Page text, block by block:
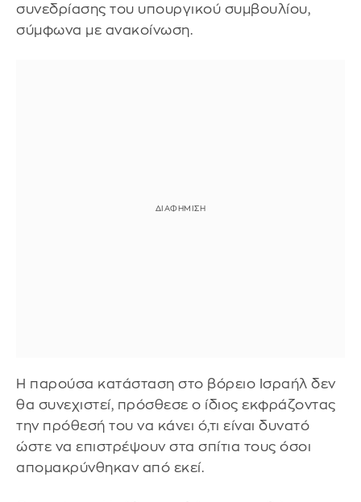
συνεδρίασης του υπουργικού συμβουλίου,
σύμφωνα με ανακοίνωση.
Η παρούσα κατάσταση στο βόρειο Ισραήλ δεν
θα συνεχιστεί, πρόσθεσε ο ίδιος εκφράζοντας
την πρόθεσή του να κάνει ό,τι είναι δυνατό
ώστε να επιστρέψουν στα σπίτια τους όσοι
απομακρύνθηκαν από εκεί.